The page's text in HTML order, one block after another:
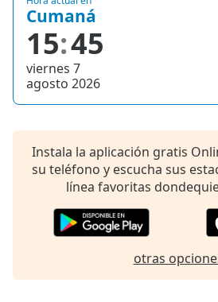
Family
Reset
Done
Modal
Cumaná
15 45
viernes 7
agosto 2026
Instala la aplicación gratis
su teléfono y escucha sus
línea favoritas
otras